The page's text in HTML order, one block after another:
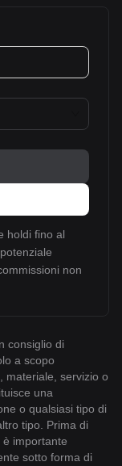
holdi fino al
non
consiglio di
a scopo
materiale, servizio o
una
o qualsiasi tipo di
tipo. Prima di
importante
sotto forma di